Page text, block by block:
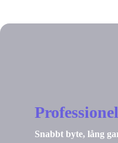
Snabbt byte, lång